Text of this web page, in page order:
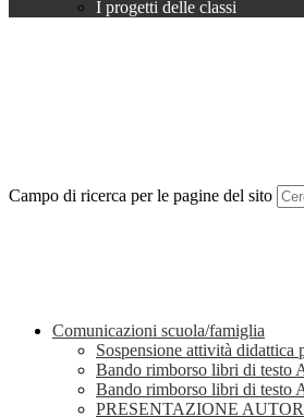
I progetti delle classi
Campo di ricerca per le pagine del sito
Comunicazioni scuola/famiglia
Sospensione attività didattica
Bando rimborso libri di testo
Bando rimborso libri di testo
PRESENTAZIONE